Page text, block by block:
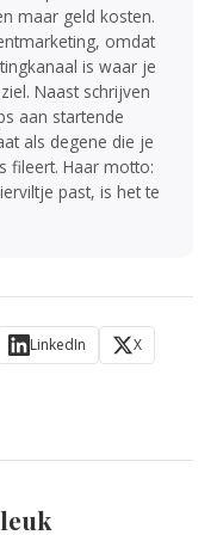
maar geld kosten.
omdat
is waar je
Naast schrijven
aan startende
als degene die je
fileert. Haar motto:
past, is het te
LinkedIn
X